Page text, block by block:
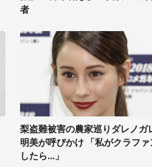
者
梨盗難被害の農家巡りダレノガ
明美が呼びかけ 「私がクラファ
したら...」